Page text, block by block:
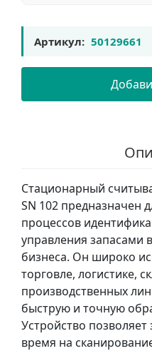
Артикул: 50129661
Стационарный
SN 102 предназначен
процессов
управления запасами
бизнеса. Он широко
торговле, логистике,
производственных
быструю и точную
Устройство
время на